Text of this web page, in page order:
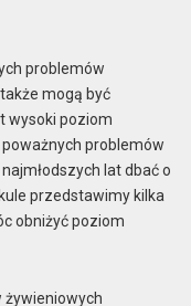
problemów
mogą być
wysoki poziom
problemów
lat dbać o
przedstawimy kilka
obniżyć poziom
żywieniowych